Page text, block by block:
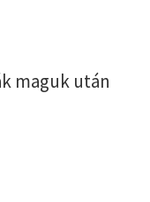
maguk után